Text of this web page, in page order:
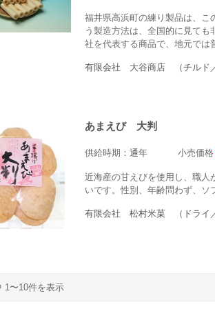
福井県高浜町の練り製品は、こ
う製造方法は、全国的に見て
社を代表する商品で、地元では
有限会社 大谷商店 （チルド／
あまえび 大判
供給時期： 通年 小売価格
近海産の甘えびを使用し、職人
いです。性別、年齢問わず、ソ
有限会社 松村米菓 （ドライ／
1〜10件を表示